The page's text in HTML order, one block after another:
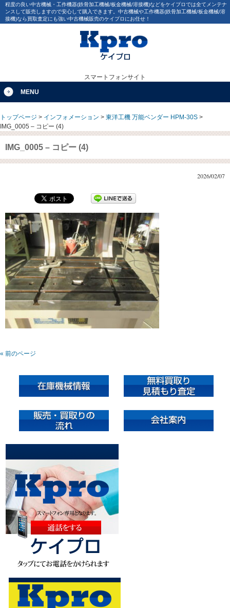
程度の良い中古機械・工作機器(鉄骨加工機械/板金機械/溶接機)などをケイプロでは全てメンテナ
ンスして販売しますので安心して購入できます。中古機械や工作機器(鉄骨加工機械/板金機械/溶
接機)なら買取査定にも強い中古機械販売のケイプロにお任せ！
スマートフォンサイト
MENU
トップページ > インフォメーション > 東洋工機 万能ベンダー HPM-30S >
IMG_0005 – コピー (4)
IMG_0005 – コピー (4)
2026/02/07
« 前のページ